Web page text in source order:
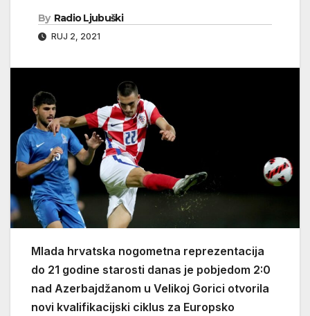
By Radio Ljubuški
RUJ 2, 2021
Mlada hrvatska nogometna reprezentacija
do 21 godine starosti danas je pobjedom 2:0
nad Azerbajdžanom u Velikoj Gorici otvorila
novi kvalifikacijski ciklus za Europsko